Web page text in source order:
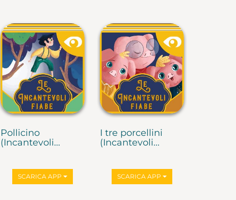
Pollicino
(Incantevoli...
SCARICA APP
I tre porcellini
(Incantevoli...
SCARICA APP